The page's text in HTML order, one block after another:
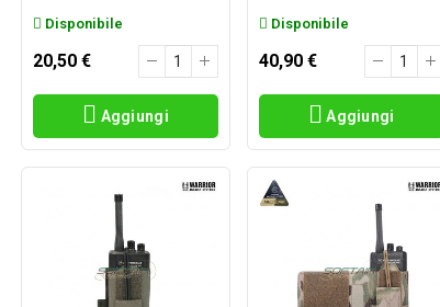
Disponibile
20,50 €
Aggiungi
Disponibile
40,90 €
Aggiungi